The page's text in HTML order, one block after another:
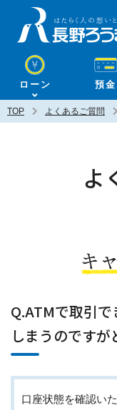
ローン 預金
TOP よくあるご質問
よ
キ
Q.ATMで取引
しまうのですが
口座状態を確認い